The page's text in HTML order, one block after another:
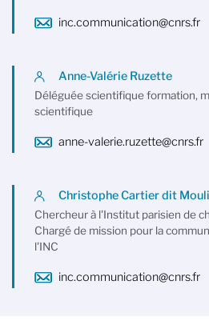
inc.communication@cnrs.fr
Anne-Valérie Ruzette
Déléguée scientifique formation,
scientifique
anne-valerie.ruzette@cnrs.fr
Christophe Cartier dit
Chercheur à l'Institut parisien de
Chargé de mission pour la
l'INC
inc.communication@cnrs.fr